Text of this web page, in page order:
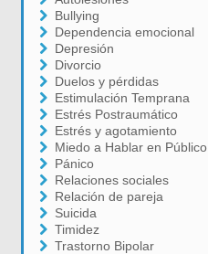
Bullying
Dependencia emocional
Depresión
Divorcio
Duelos y pérdidas
Estimulación Temprana
Estrés Postraumático
Estrés y agotamiento
Miedo a Hablar en Público
Pánico
Relaciones sociales
Relación de pareja
Suicida
Timidez
Trastorno Bipolar